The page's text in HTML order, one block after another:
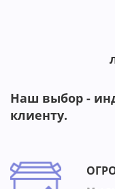
Наш выбор -
клиенту.